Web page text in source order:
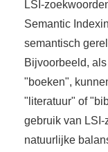
LSI-
Semantic
semantisch
Bijvoorbeeld,
"boeken",
"literatuur" of
gebruik van
natuurlijke
worden
over
van
op